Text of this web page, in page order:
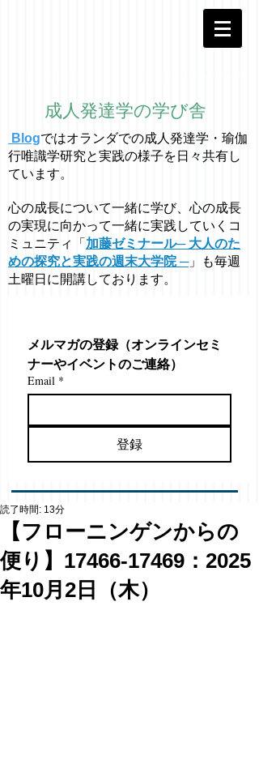
成人発達学の学び舎
Blogではオラ ンダでの成人発達学・ 瑜伽
行唯識学研究と実践の様子を日々共有し
ています。
心の成長について一緒に学び、心の成長
の実現に向かって一緒に実践していくコ
ミュニティ「 加藤ゼミナール─ 大人のた
めの探究と実践の週末大学院 ─」も毎週
土曜日に開講しております。
メルマガの登録（オンラインセミ
ナーやイベントのご連絡）
Email *
登録
【フローニンゲンからの
便り】17466-17469：2025
年10月2日（木）
読了時間: 13分